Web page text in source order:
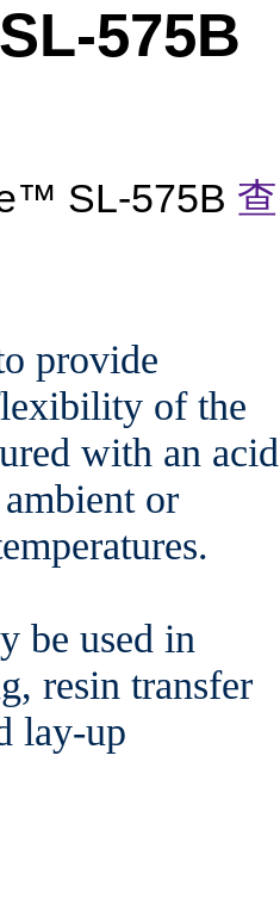
575B
SL-575B 查
provide
of the
with an acid
or
be used in
resin transfer
lay-up